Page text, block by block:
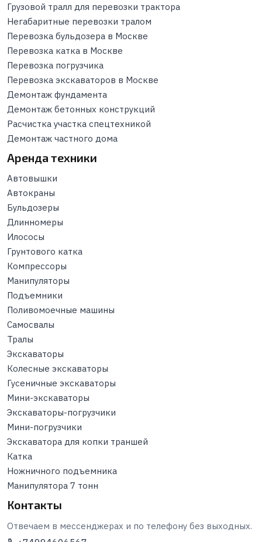
Грузовой тралл для перевозки трактора
Негабаритные перевозки тралом
Перевозка бульдозера в Москве
Перевозка катка в Москве
Перевозка погрузчика
Перевозка экскаваторов в Москве
Демонтаж фундамента
Демонтаж бетонных конструкций
Расчистка участка спецтехникой
Демонтаж частного дома
Аренда техники
Автовышки
Автокраны
Бульдозеры
Длинномеры
Илососы
Грунтового катка
Компрессоры
Манипуляторы
Подъемники
Поливомоечные машины
Самосвалы
Тралы
Экскаваторы
Колесные экскаваторы
Гусеничные экскаваторы
Мини-экскаваторы
Экскаваторы-погрузчики
Мини-погрузчики
Экскаватора для копки траншей
Катка
Ножничного подъемника
Манипулятора 7 тонн
Контакты
Отвечаем в мессенджерах и по телефону без выходных.